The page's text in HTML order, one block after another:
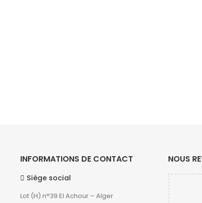
INFORMATIONS DE CONTACT
Siège social
Lot (H) n°39 El Achour – Alger
NOUS